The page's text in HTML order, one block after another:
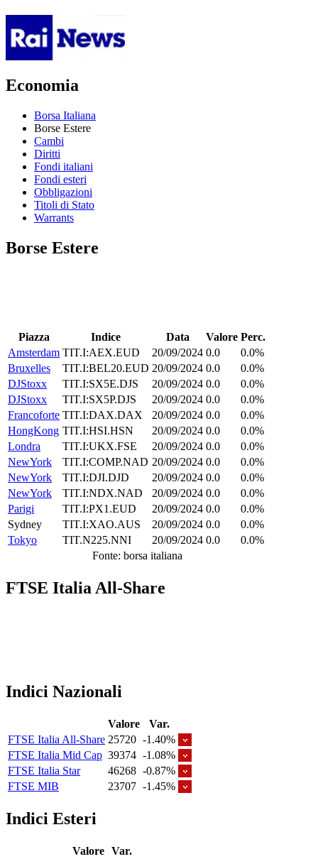
Economia
Borsa Italiana
Borse Estere
Cambi
Diritti
Fondi italiani
Fondi esteri
Obbligazioni
Titoli di Stato
Warrants
Borse Estere
Piazza Indice Data Valore Perc.
Amsterdam TIT.I:AEX.EUD 20/09/2024 0.0
0.0%
Bruxelles
TIT.I:BEL20.EUD 20/09/2024 0.0
0.0%
DJStoxx
TIT.I:SX5E.DJS 20/09/2024 0.0
0.0%
DJStoxx
TIT.I:SX5P.DJS 20/09/2024 0.0
0.0%
Francoforte TIT.I:DAX.DAX 20/09/2024 0.0
0.0%
HongKong TIT.I:HSI.HSN 20/09/2024 0.0
0.0%
Londra
TIT.I:UKX.FSE 20/09/2024 0.0
0.0%
NewYork
TIT.I:COMP.NAD 20/09/2024 0.0
0.0%
NewYork
TIT.I:DJI.DJD 20/09/2024 0.0
0.0%
NewYork
TIT.I:NDX.NAD 20/09/2024 0.0
0.0%
Parigi
TIT.I:PX1.EUD 20/09/2024 0.0
0.0%
Sydney
TIT.I:XAO.AUS 20/09/2024 0.0
0.0%
Tokyo
TIT.N225.NNI 20/09/2024 0.0
0.0%
Fonte: borsa italiana
FTSE Italia All-Share
Indici Nazionali
Valore
Var.
FTSE Italia All-Share 25720 -1.40%
FTSE Italia Mid Cap 39374 -1.08%
FTSE Italia Star
46268 -0.87%
FTSE MIB
23707 -1.45%
Indici Esteri
Valore Var.